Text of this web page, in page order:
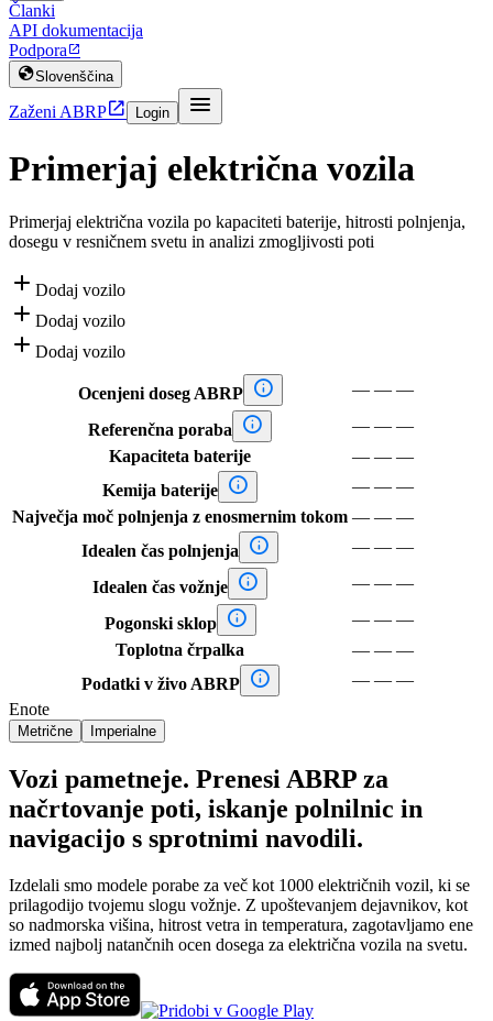
Članki
API dokumentacija
Podpora
Slovenščina
Zaženi ABRP Login 
Primerjaj električna vozila
Primerjaj električna vozila po kapaciteti baterije, hitrosti polnjenja,
dosegu v resničnem svetu in analizi zmogljivosti poti
 Dodaj vozilo
 Dodaj vozilo
 Dodaj vozilo
Ocenjeni doseg ABRP  — — —
Referenčna poraba  — — —
Kapaciteta baterije
— — —
Kemija baterije  — — —
Največja moč polnjenja z enosmernim tokom — — —
Idealen čas polnjenja
 — — —
Idealen čas vožnje  — — —
Pogonski sklop  — — —
Toplotna črpalka
— — —
Podatki v živo ABRP
 — — —
Enote
Metrične Imperialne
Vozi pametneje. Prenesi ABRP za
načrtovanje poti, iskanje polnilnic in
navigacijo s sprotnimi navodili.
Izdelali smo modele porabe za več kot 1000 električnih vozil, ki se
prilagodijo tvojemu slogu vožnje. Z upoštevanjem dejavnikov, kot
so nadmorska višina, hitrost vetra in temperatura, zagotavljamo ene
izmed najbolj natančnih ocen dosega za električna vozila na svetu.